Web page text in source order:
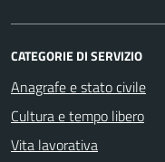
CATEGORIE DI SERVIZIO
Anagrafe e stato civile
Cultura e tempo libero
Vita lavorativa